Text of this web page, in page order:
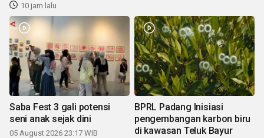
10 jam lalu
Saba Fest 3 gali potensi
seni anak sejak dini
05 August 2026 23:17 WIB
BPRL Padang Inisiasi
pengembangan karbon biru
di kawasan Teluk Bayur